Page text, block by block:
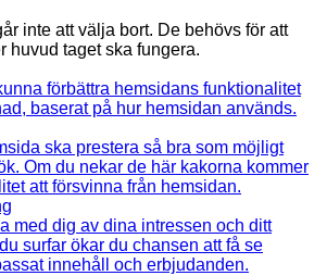
inte att välja bort. De behövs för att
huvud taget ska fungera.
förbättra hemsidans funktionalitet
baserat på hur hemsidan används.
ska prestera så bra som möjligt
Om du nekar de här kakorna kommer
att försvinna från hemsidan.
med dig av dina intressen och ditt
surfar ökar du chansen att få se
innehåll och erbjudanden.